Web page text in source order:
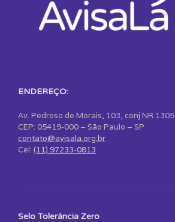
ENDEREÇO:
Av. Pedroso de Morais, 103, conj NR 1305
CEP: 05419-000 – São Paulo – SP
contato@avisala.org.br
Cel: (11) 97233-0813
Selo Tolerância Zero